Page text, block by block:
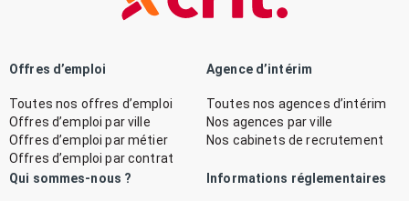
Offres d’emploi
Toutes nos offres d’emploi
Offres d’emploi par ville
Offres d’emploi par métier
Offres d’emploi par contrat
Agence d’intérim
Toutes nos agences d’intérim
Nos agences par ville
Nos cabinets de recrutement
Qui sommes-nous ? Informations réglementaires